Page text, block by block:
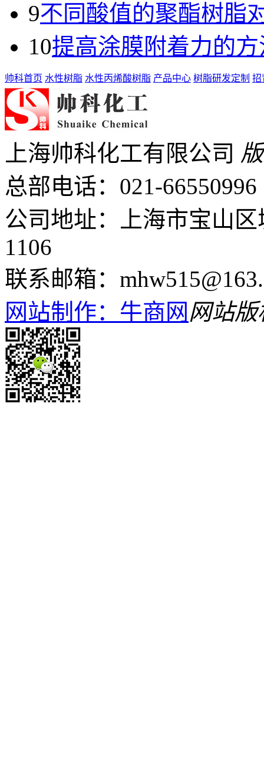
9不同酸值的聚酯树脂
10提高涂膜附着力的方
帅科首页 水性树脂 水性丙烯酸树脂 产品中心 树脂研发定制 招
上海帅科化工有限公司
总部电话： 021-66550996
公司地址：上海市宝山
1106
联系邮箱：
网站制作：牛商网 网站版